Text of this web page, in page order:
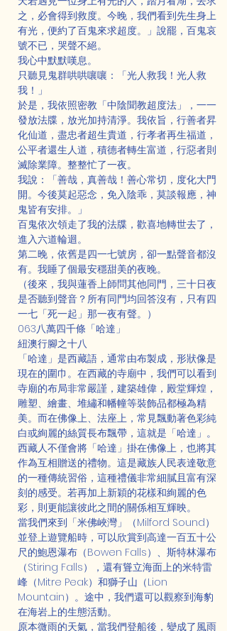
之，必會得到救度。今晚，我們看到先生身上
有光，便約了百鬼來求超度。」說罷，百鬼哀
號不已，哭聲不絕。
我心中默默嘆息。
只聽見鬼群哄哄嚷嚷：「光人救我！光人救
我！」
於是，我依照密教「中陰聞教超度法」，一一
發放法牒，放光加持清淨。我依旨，行善者昇
化仙道，盡忠者超生貴道，行孝者再生福道，
公平者還生人道，積德者轉生富道，行惡者則
滅除業障。整整忙了一夜。
我說：「善哉，真善哉！善心常切，度化大門
開。今後莫起惡念，免入陰乖，莫談報應，神
鬼皆有安排。」
百鬼依次領走了我的法牒，歡喜地轉世去了，
進入六道輪迴。
第二晚，依舊是四一七號房，卻一點聲音都沒
有。我睡了個最安穩甜美的夜晚。
（後來，我與蓮香上師問其他同門，三十日夜
是否聽到聲音？所有同門均回答沒有，只有四
一七「死一起」那一夜有聲。）
063八萬四千條「哈達」
紐澳行腳之十八
「哈達」是西藏語，通常由布製成，形狀像是
現在的圍巾。在西藏的寺廟中，我們可以看到
寺廟的布局非常嚴謹，建築雄偉，殿堂輝煌，
雕塑、繪畫、堆繡和幡幢等裝飾品都極為精
美。而在佛像上、法座上，常見飄動著色彩純
白或絢麗的絲質長布飄帶，這就是「哈達」。
西藏人不僅會將「哈達」掛在佛像上，也將其
作為互相贈送的禮物。這是藏族人民表達敬意
的一種傳統習俗，這種禮儀非常細膩且富有深
刻的感受。若再加上新穎的花樣和絢麗的色
彩，則更能讓彼此之間的關係相互輝映。
當我們來到「米佛峽灣」（Milford Sound）
並登上遊覽船時，可以欣賞到高達一百五十公
尺的鮑恩瀑布（Bowen Falls）、斯特林瀑布
（Stiring Falls），還有聳立海面上的米特雷
峰（Mitre Peak）和獅子山（Lion
Mountain）。途中，我們還可以觀察到海豹
在海岩上的生態活動。
原本微雨的天氣，當我們登船後，變成了風雨